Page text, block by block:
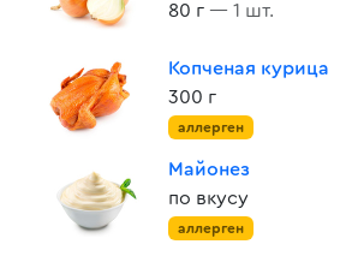
80 г — 1 шт.
Копченая курица
300 г
аллерген
Майонез
по вкусу
аллерген